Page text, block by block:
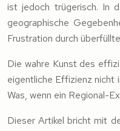
ist jedoch trügerisch. In
geographische
Frustration durch
Die wahre Kunst des
eigentliche Effizienz nicht
Was, wenn ein Regional-
Dieser Artikel bricht mit